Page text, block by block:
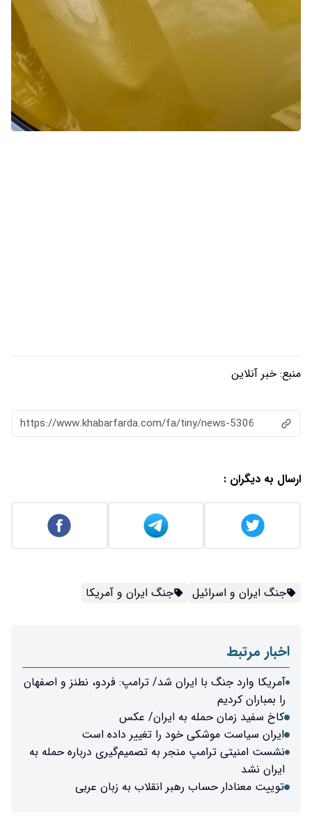
منبع: خبر آنلاین
https://www.khabarfarda.com/fa/tiny/news-5306
ارسال به دیگران :
جنگ ایران و اسرائیل جنگ ایران و آمریکا
اخبار مرتبط
آمریکا وارد جنگ با ایران شد/ ترامپ: فردو، نطنز و اصفهان
را بمباران کردیم
کاخ سفید زمان حمله به ایران/ عکس
ایران سیاست موشکی خود را تغییر داده است
نشست امنیتی ترامپ منجر به تصمیم‌گیری درباره حمله به
ایران نشد
توییت معنادار حساب رهبر انقلاب به زبان عربی